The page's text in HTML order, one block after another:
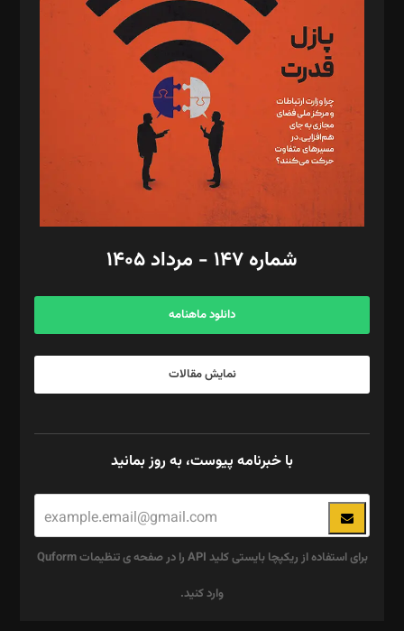
تحریریه‌: مجتبی محمود‌ی، آرش برهمند، یسنا امان‌پور، سروش کرمیان،
مصطفی مسجدی آرانی، ابوالفضل رجبی، زهرا فکرانه، فائزه فتحی
رستمی،مصطفی باستان
ویرایش: نگار استاد‌‌آقا
طراح یونیفرم: مجید توکلی
فیلمبرداری و عکاسی: امیر شفیعی، مانی لطفی زاده
گرافیک و صفحه‌آرایی: سید‌سبحان‌علی ثابت
مد‌یر توسعه تجاری: کامبیز برید‌
امور مالی: شاپور رهبری، محمد‌ کاظمی‌نیا
آگهی و مشترکین: ۰۹۱۹۹۹۹۰۴۵۴
شماره ۱۴۷ - مرداد ۱۴۰۵
دانلود ماهنامه
نمایش مقالات
با خبرنامه پیوست، به روز بمانید
برای استفاده از ریکپچا بایستی کلید API را در صفحه ی تنظیمات Quform
وارد کنید.